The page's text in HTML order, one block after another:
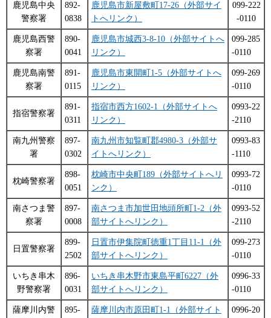
鹿児島中央
警察署
892-
0838
鹿児島市新屋敷町17-26（外部サイ
トへリンク）
099-222
-0110
鹿児島西警
察署
890-
0041
鹿児島市城西3-8-10（外部サイトへ
リンク）
099-285
-0110
鹿児島南警
察署
891-
0115
鹿児島市東開町1-5（外部サイトへ
リンク）
099-269
-0110
指宿警察署
891-
0311
指宿市西方1602-1（外部サイトへ
リンク）
0993-22
-2110
南九州警察
署
897-
0302
南九州市知覧町郡4980-3（外部サ
イトへリンク）
0993-83
-1110
枕崎警察署
898-
0051
枕崎市中央町189（外部サイトへリ
ンク）
0993-72
-0110
南さつま警
察署
897-
0008
南さつま市加世田地頭所町1-2（外
部サイトへリンク）
0993-52
-2110
日置警察署
899-
2502
日置市伊集院町徳重1丁目11-1（外
部サイトへリンク）
099-273
-0110
いちき串木
野警察署
896-
0031
いちき串木野市東島平町6227（外
部サイトへリンク）
0996-33
-0110
薩摩川内警
895-
薩摩川内市原田町1-1（外部サイト
0996-20